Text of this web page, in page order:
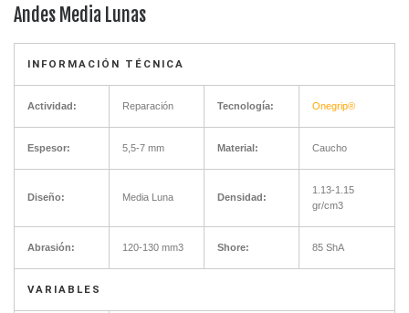
Andes Media Lunas
INFORMACIÓN TÉCNICA
Actividad: Reparación Tecnología: Onegrip®
Espesor: 5,5-7 mm Material: Caucho
Diseño: Media Luna Densidad:
1.13-1.15
gr/cm3
Abrasión: 120-130 mm3 Shore: 85 ShA
VARIABLES